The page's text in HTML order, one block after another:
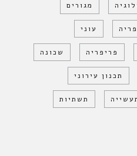
מגורים
עוני
פריפריה שכונה
תכנון עירוני
תשתיות